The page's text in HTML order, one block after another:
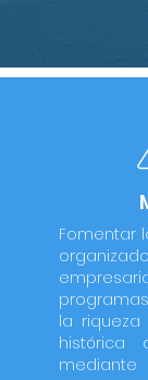
Fomentar
la riqueza
histórica